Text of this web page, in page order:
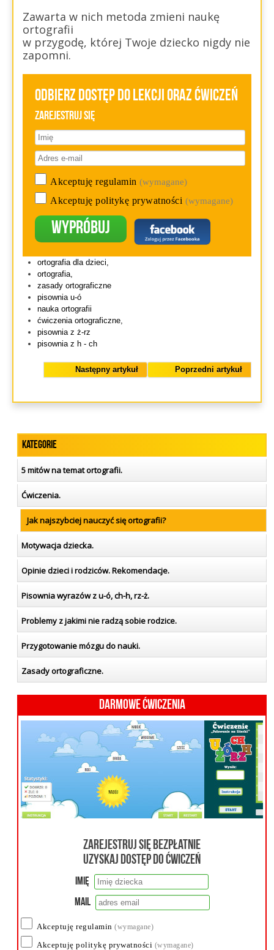
Zawarta w nich metoda zmieni naukę
ortografii
w przygodę, której Twoje dziecko nigdy nie
zapomni.
Odbierz dostęp do lekcji oraz ćwiczeń
Zarejestruj się
Akceptuję regulamin (wymagane)
Akceptuję politykę prywatności (wymagane)
Wypróbuj
ortografia dla dzieci,
ortografia,
zasady ortograficzne
pisownia u-ó
nauka ortografii
ćwiczenia ortograficzne,
pisownia z ż-rz
pisownia z h - ch
Poprzedni artykuł
Następny artykuł
Kategorie
5 mitów na temat ortografii.
Ćwiczenia.
Jak najszybciej nauczyć się ortografii?
Motywacja dziecka.
Opinie dzieci i rodziców. Rekomendacje.
Pisownia wyrazów z u-ó, ch-h, rz-ż.
Problemy z jakimi nie radzą sobie rodzice.
Przygotowanie mózgu do nauki.
Zasady ortograficzne.
Darmowe ćwiczenia
Zarejestruj się bezpłatnie
uzyskaj dostęp do ćwiczeń
Imię
Mail
Akceptuję regulamin(wymagane)
Akceptuję politykę prywatności (wymagane)